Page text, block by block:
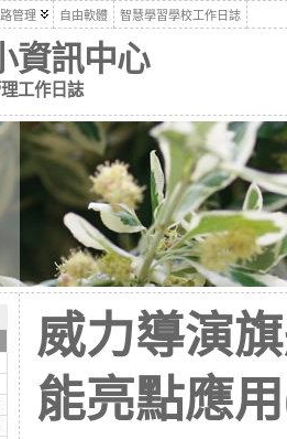
管理 自由軟體 智慧學習學校工作日誌
資訊中心
工作日誌
威力導演
能亮點應